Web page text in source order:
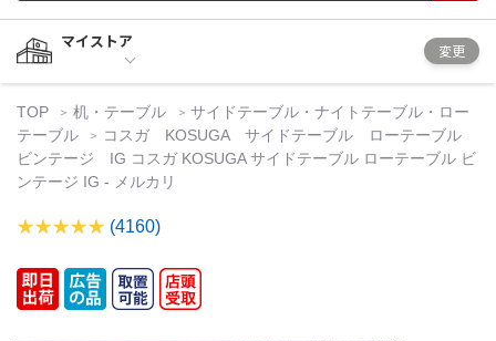
マイストア
変更
TOP 机・テーブル
サイドテーブル・ナイトテーブル・ロー
テーブル
コスガ KOSUGA サイドテーブル ローテーブル
ビンテージ IG コスガ KOSUGA サイドテーブル ローテーブル ビ
ンテージ IG - メルカリ
(4160)